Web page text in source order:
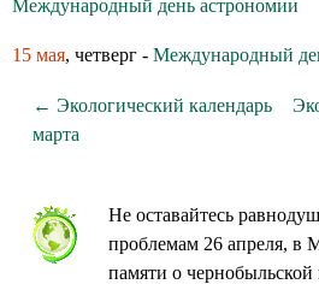
Международный день астрономии
15 мая, четверг - Международный
← Экологический календарь
марта
Не оставайтесь
проблемам 26 апреля, в
памяти о чернобыльской